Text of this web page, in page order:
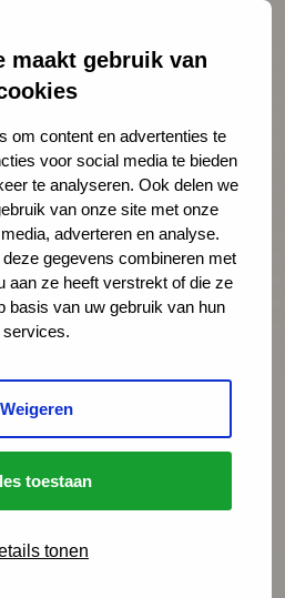
maakt gebruik van
om content en advertenties te
voor social media te bieden
te analyseren. Ook delen we
van onze site met onze
adverteren en analyse.
gegevens combineren met
aan ze heeft verstrekt of die ze
basis van uw gebruik van hun
services.
Weigeren
toestaan
tonen
Bij dit kenmerk gaat
het om de taal (of
dialect) dat het kind
gewend is thuis te
spreken. Als de
onderzoeker die taal of
dat dialect
onvoldoende beheerst,
is dit kenmerk niet te
onderzoeken, tenzij
spreekt.
Bij de interpretatie van
de respons moet de
houden met de